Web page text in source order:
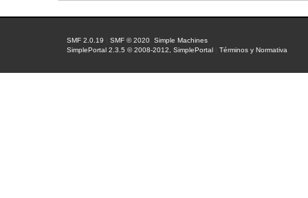
SMF 2.0.19 |SMF © 2020 ,Simple Machines
SimplePortal 2.3.5 © 2008-2012, SimplePortal
|Términos y Normativa